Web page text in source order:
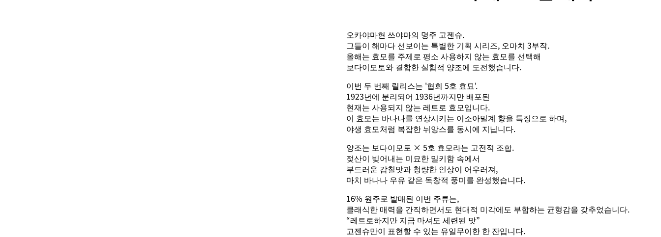
오카야마현 쓰야마의 명주 고젠슈.
그들이 해마다 선보이는 특별한 기획 시리즈, 오마치 3부작.
올해는 효모를 주제로 평소 사용하지 않는 효모를 선택해
보다이모토와 결합한 실험적 양조에 도전했습니다.
이번 두 번째 릴리스는 '협회 5호 효묘'.
1923년에 분리되어 1936년까지만 배포된
현재는 사용되지 않는 레트로 효모입니다.
이 효모는 바나나를 연상시키는 이소아밀계 향을 특징으로 하며,
야생 효모처럼 복잡한 뉘앙스를 동시에 지닙니다.
양조는 보다이모토 × 5호 효모라는 고전적 조합.
젖산이 빚어내는 미묘한 밀키함 속에서
부드러운 감칠맛과 청량한 인상이 어우러져,
마치 바나나 우유 같은 독창적 풍미를 완성했습니다.
16% 원주로 발매된 이번 주류는,
클래식한 매력을 간직하면서도 현대적 미각에도 부합하는 균형감을 갖추었습니다.
“레트로하지만 지금 마셔도 세련된 맛”
고젠슈만이 표현할 수 있는 유일무이한 한 잔입니다.